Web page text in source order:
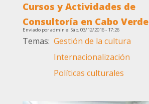
de
navegación
Cursos y Actividades de
Consultoría en Cabo Verde
Enviado poradmin el Sáb, 03/12/2016 - 17:26
Temas Gestión de la cultura
Internacionalización
Políticas culturales